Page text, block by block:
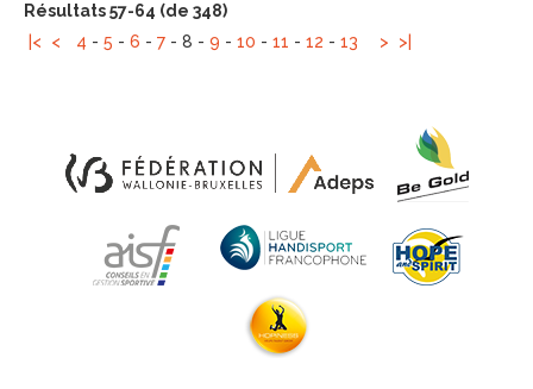
Résultats 57-64 (de 348)
|<
< 4 - 5 - 6 - 7 - 8 - 9 - 10 - 11 - 12 - 13 > >|